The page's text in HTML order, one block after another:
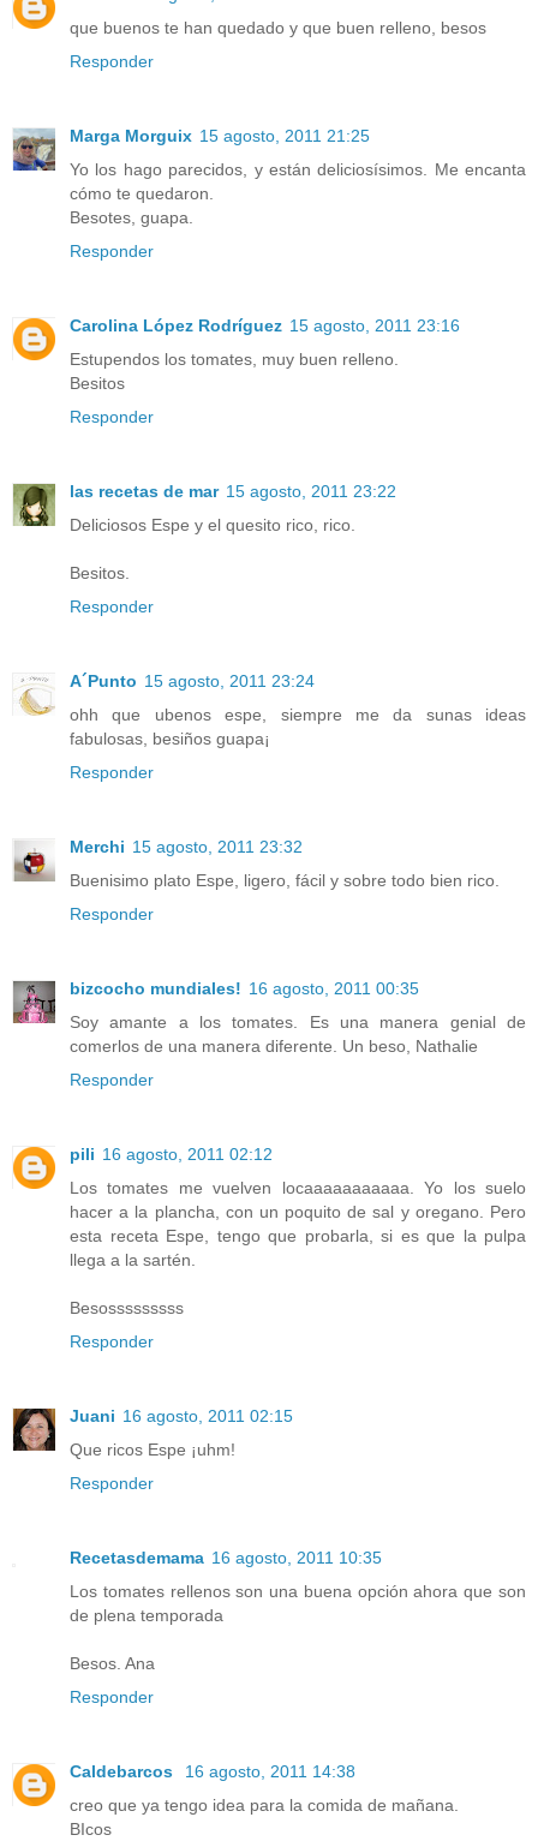
que buenos te han quedado y que buen relleno, besos
Responder
Marga Morguix 15 agosto, 2011 21:25
Yo los hago parecidos, y están deliciosísimos. Me encanta
cómo te quedaron.
Besotes, guapa.
Responder
Carolina López Rodríguez 15 agosto, 2011 23:16
Estupendos los tomates, muy buen relleno.
Besitos
Responder
las recetas de mar 15 agosto, 2011 23:22
Deliciosos Espe y el quesito rico, rico.
Besitos.
Responder
A´Punto 15 agosto, 2011 23:24
ohh que ubenos espe, siempre me da sunas ideas
fabulosas, besiños guapa¡
Responder
Merchi 15 agosto, 2011 23:32
Buenisimo plato Espe, ligero, fácil y sobre todo bien rico.
Responder
bizcocho mundiales! 16 agosto, 2011 00:35
Soy amante a los tomates. Es una manera genial de
comerlos de una manera diferente. Un beso, Nathalie
Responder
pili 16 agosto, 2011 02:12
Los tomates me vuelven locaaaaaaaaaaa. Yo los suelo
hacer a la plancha, con un poquito de sal y oregano. Pero
esta receta Espe, tengo que probarla, si es que la pulpa
llega a la sartén.
Besosssssssss
Responder
Juani 16 agosto, 2011 02:15
Que ricos Espe ¡uhm!
Responder
Recetasdemama 16 agosto, 2011 10:35
Los tomates rellenos son una buena opción ahora que son
de plena temporada
Besos. Ana
Responder
Caldebarcos
16 agosto, 2011 14:38
creo que ya tengo idea para la comida de mañana.
BIcos